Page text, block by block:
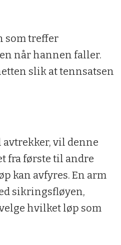
som treffer
når hannen faller.
slik at tennsatsen
avtrekker, vil denne
fra første til andre
kan avfyres. En arm
sikringsfløyen,
hvilket løp som